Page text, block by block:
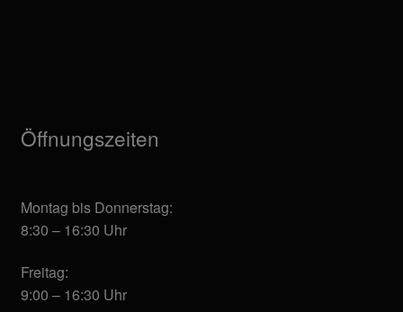
Öffnungszeiten
Montag bis Donnerstag:
8:30 – 16:30 Uhr
Freitag:
9:00 – 16:30 Uhr